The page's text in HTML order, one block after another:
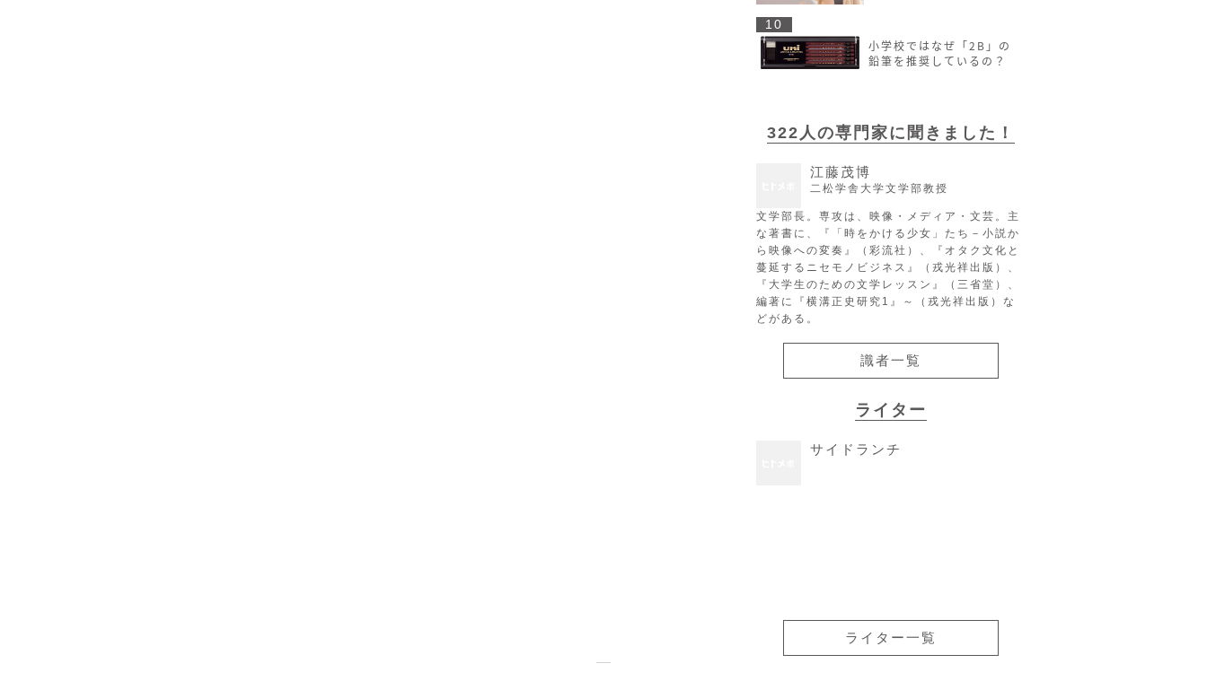
10
小学校ではなぜ「2B」の
鉛筆を推奨しているの？
322人の専門家に聞きました！
江藤茂博
二松学舎大学文学部教授
文学部長。専攻は、映像・メディア・文芸。主
な著書に、『「時をかける少女」たち－小説か
ら映像への変奏』（彩流社）、『オタク文化と
蔓延するニセモノビジネス』（戎光祥出版）、
『大学生のための文学レッスン』（三省堂）、
編著に『横溝正史研究1』～（戎光祥出版）な
どがある。
識者一覧
ライター
サイドランチ
ライター一覧